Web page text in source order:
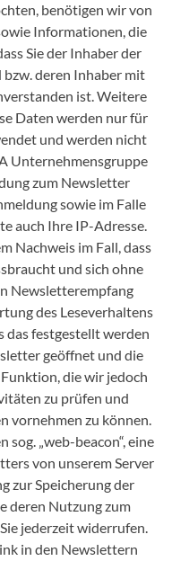
benötigen wir von
Informationen, die
Sie der Inhaber der
bzw. deren Inhaber mit
ist. Weitere
Daten werden nur für
und werden nicht
Unternehmensgruppe
zum Newsletter
sowie im Falle
auch Ihre IP-Adresse.
Nachweis im Fall, dass
und sich ohne
Newsletterempfang
des Leseverhaltens
das festgestellt werden
geöffnet und die
die wir jedoch
zu prüfen und
vornehmen zu können.
„web-beacon“, eine
von unserem Server
zur Speicherung der
deren Nutzung zum
jederzeit widerrufen.
in den Newslettern